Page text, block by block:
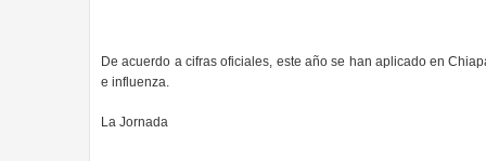
De acuerdo a cifras oficiales, este año se han aplicado en
e influenza.
La Jornada